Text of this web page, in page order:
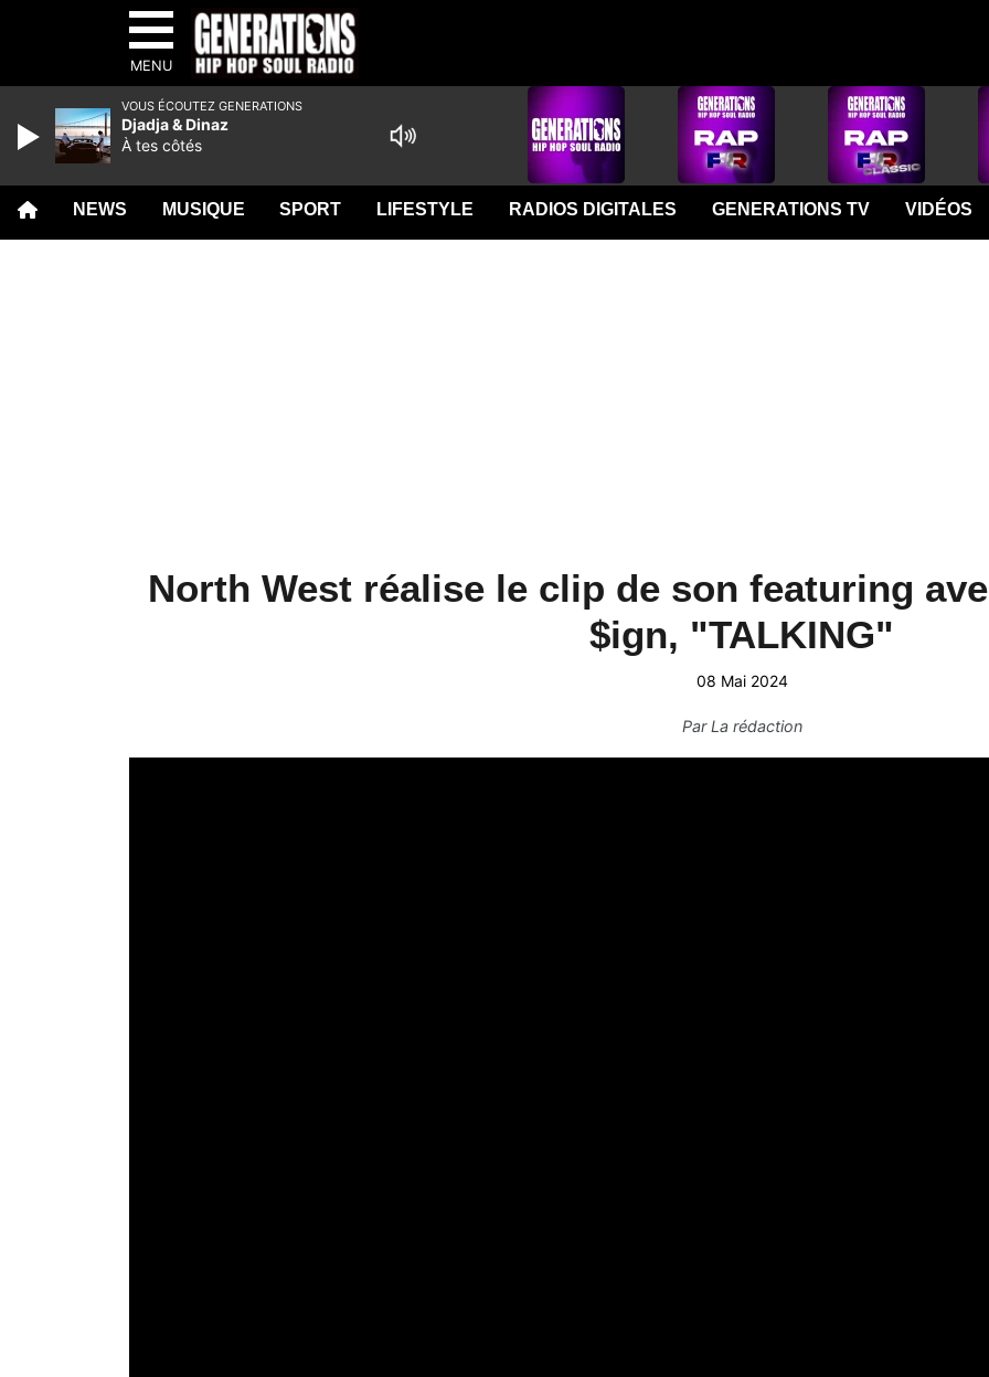
MENU
NEWS MUSIQUE SPORT LIFESTYLE RADIOS DIGITALES GENERATIONS TV VIDÉOS
North West réalise le clip de son featuring
$ign, "TALKING"
08 Mai 2024
ParLa rédaction
VOUS ÉCOUTEZ GENERATIONS
Djadja & Dinaz
À tes côtés